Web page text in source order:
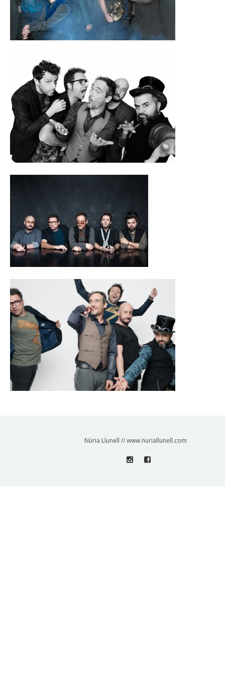
Núria Llunell // www.nuriallunell.com